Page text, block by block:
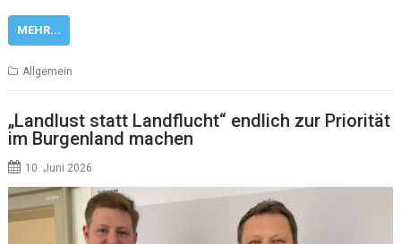
MEHR...
Allgemein
„Landlust statt Landflucht“ endlich zur Priorität
im Burgenland machen
10. Juni 2026